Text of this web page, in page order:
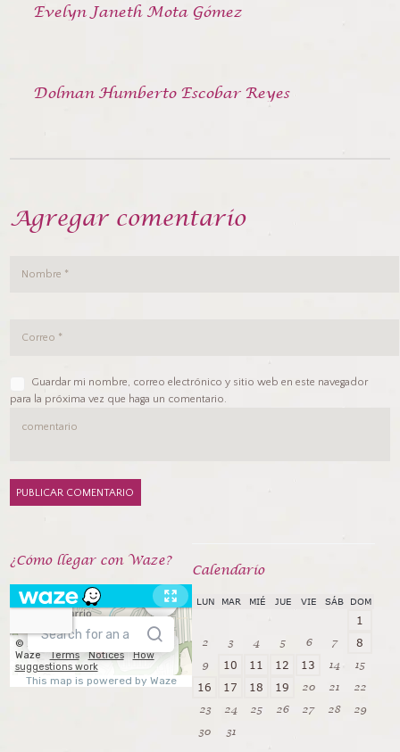
Evelyn Janeth Mota Gómez
Dolman Humberto Escobar Reyes
Agregar comentario
Guardar mi nombre, correo electrónico y sitio web en este navegador
para la próxima vez que haga un comentario.
¿Cómo llegar con Waze?
Calendarío
LUN MAR MIÉ JUE VIE SÁB DOM
1
2 3 4 5 6 7 8
9 10 11 12 13 14 15
16 17 18 19 20 21
22
23
24 25 26 27 28
29
30
31